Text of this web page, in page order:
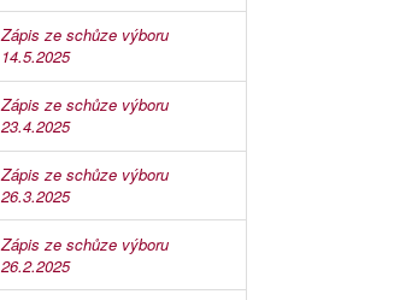
Zápis ze schůze výboru
14.5.2025
Zápis ze schůze výboru
23.4.2025
Zápis ze schůze výboru
26.3.2025
Zápis ze schůze výboru
26.2.2025